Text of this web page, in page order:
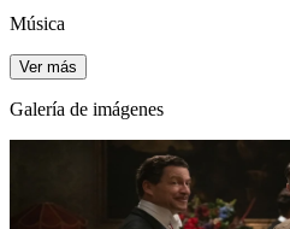
Música
Ver más
Galería de imágenes